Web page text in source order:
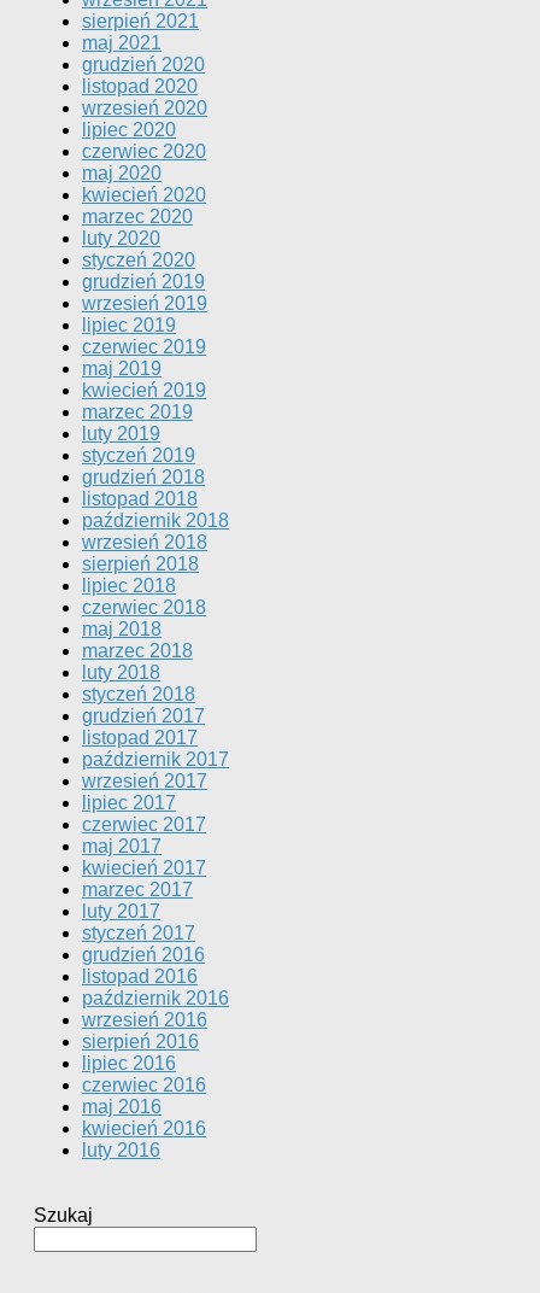
sierpień 2021
maj 2021
grudzień 2020
listopad 2020
wrzesień 2020
lipiec 2020
czerwiec 2020
maj 2020
kwiecień 2020
marzec 2020
luty 2020
styczeń 2020
grudzień 2019
wrzesień 2019
lipiec 2019
czerwiec 2019
maj 2019
kwiecień 2019
marzec 2019
luty 2019
styczeń 2019
grudzień 2018
listopad 2018
październik 2018
wrzesień 2018
sierpień 2018
lipiec 2018
czerwiec 2018
maj 2018
marzec 2018
luty 2018
styczeń 2018
grudzień 2017
listopad 2017
październik 2017
wrzesień 2017
lipiec 2017
czerwiec 2017
maj 2017
kwiecień 2017
marzec 2017
luty 2017
styczeń 2017
grudzień 2016
listopad 2016
październik 2016
wrzesień 2016
sierpień 2016
lipiec 2016
czerwiec 2016
maj 2016
kwiecień 2016
luty 2016
Szukaj